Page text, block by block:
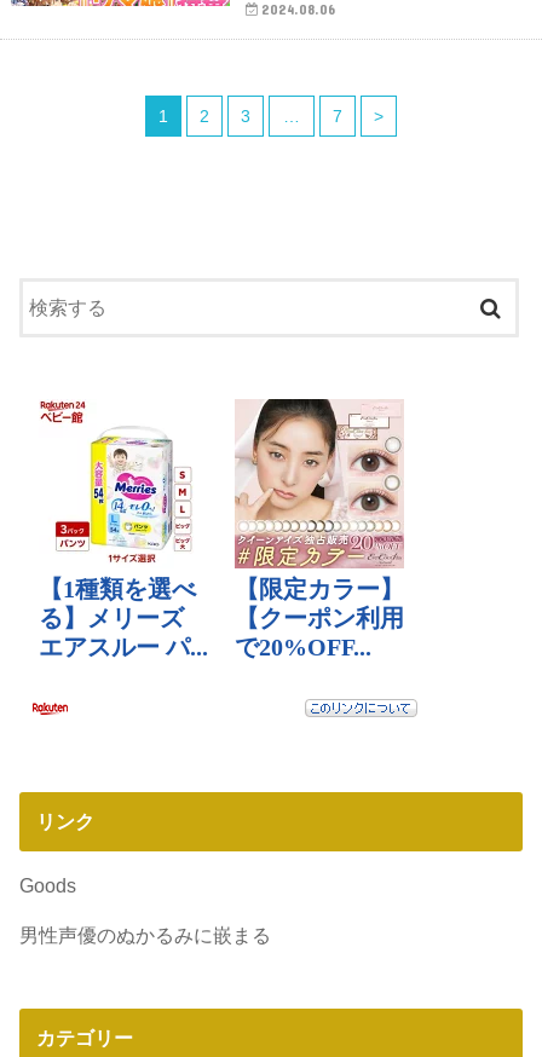
2024.08.06
1 2 3 7 >
リンク
Goods
男性声優のぬかるみに嵌まる
カテゴリー